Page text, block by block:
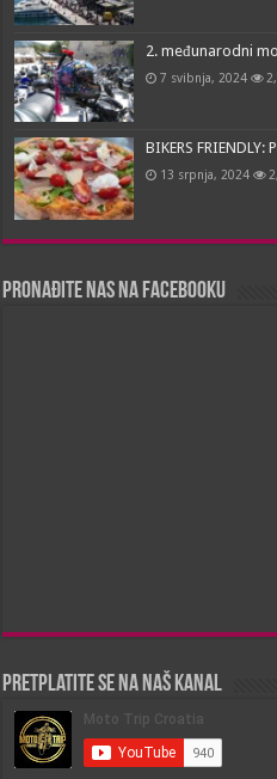
2. međunarodni
7 svibnja, 2024
BIKERS
13 srpnja, 2024
Pronađite nas na Facebooku
Pretplatite se na naš kanal